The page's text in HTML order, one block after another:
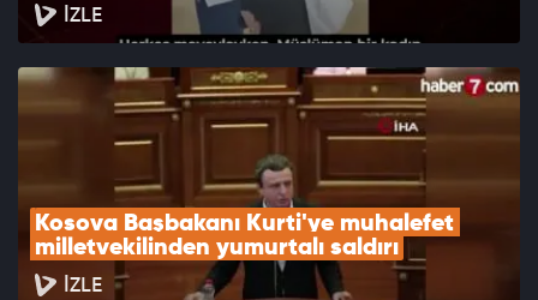
İZLE
Kosova Başbakanı Kurti'ye muhalefet
milletvekilinden yumurtalı saldırı
İZLE